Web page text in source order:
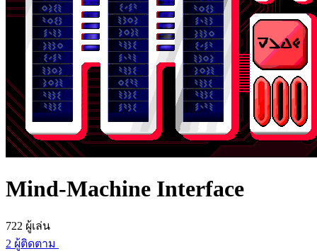
Mind-Machine Interface
722 ผู้เล่น
2 ผู้ติดตาม